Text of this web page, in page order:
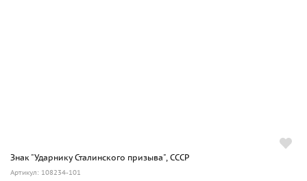
Знак "Ударнику Сталинского призыва", СССР
Артикул: 108234-101